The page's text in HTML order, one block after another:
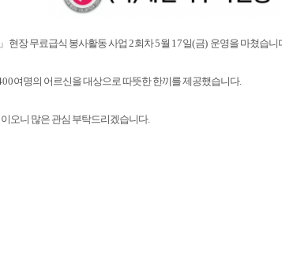
현장 무료급식 봉사활동 사업 2회차5월 17일(금) 운영을 마쳤습니
여명의 어르신을 대상으로 따뜻한 한끼를 제공했습니다.
오니 많은 관심 부탁드리겠습니다.